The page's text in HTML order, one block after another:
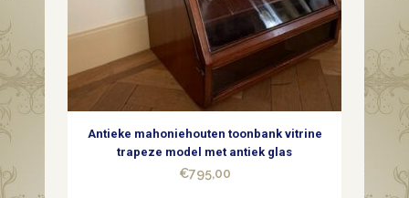
Antieke mahoniehouten toonbank vitrine
trapeze model met antiek glas
€795,00